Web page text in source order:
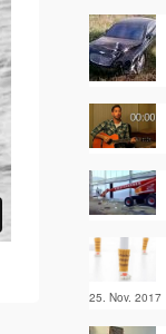
25. Nov. 2017